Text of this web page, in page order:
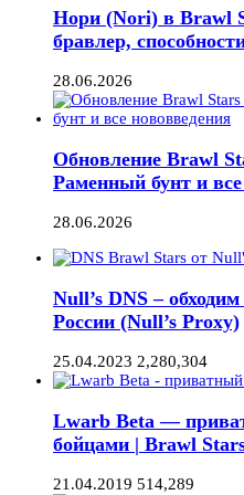
Нори (Nori) в Brawl
бравлер,
28.06.2026
Обновление Brawl
Раменный бунт и
28.06.2026
Null’s DNS –
России (Null’s Proxy)
25.04.2023 2,280,304
Lwarb Beta —
бойцами | Brawl
21.04.2019 514,289